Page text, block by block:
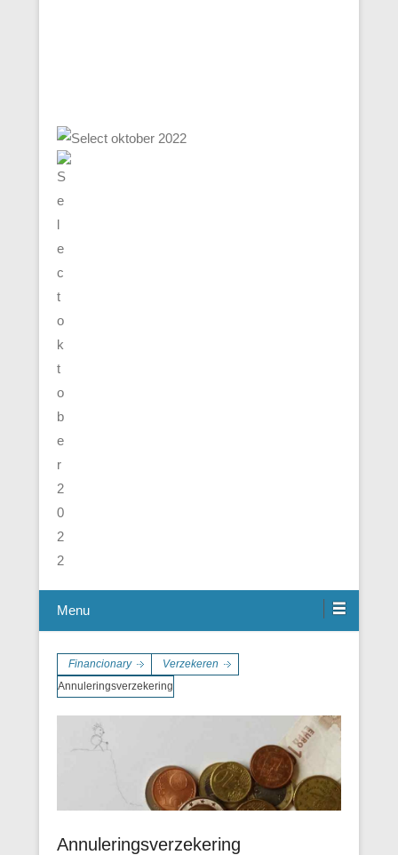
Menu
Financionary
Verzekeren
Annuleringsverzekering
Annuleringsverzekering